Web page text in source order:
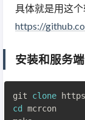
具体就是用这个
https://
安装和服务端
git clone
cd mcrcon